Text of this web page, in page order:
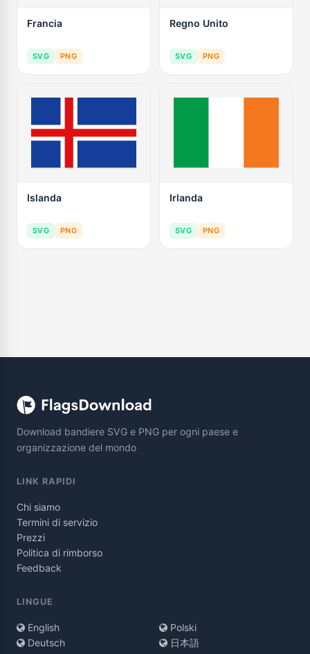
Francia
SVG PNG
Regno Unito
SVG PNG
Islanda
SVG PNG
Irlanda
SVG PNG
Download bandiere SVG e PNG per ogni paese e
organizzazione del mondo
LINK RAPIDI
Chi siamo
Termini di servizio
Prezzi
Politica di rimborso
Feedback
LINGUE
English
Deutsch
Polski
日本語